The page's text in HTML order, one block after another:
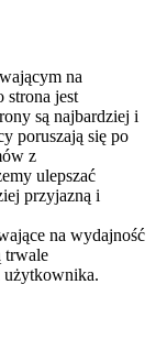
na
strona jest
są najbardziej i
poruszają się po
z
ulepszać
przyjazną i
na wydajność
trwale
użytkownika.